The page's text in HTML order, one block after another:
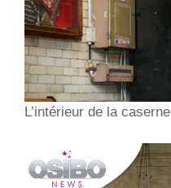
L’intérieur de la